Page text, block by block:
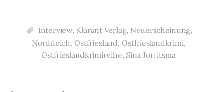
Interview, Klarant Verlag, Neuerscheinung,
Norddeich, Ostfriesland, Ostfrieslandkrimi,
Ostfrieslandkrimireihe, Sina Jorritsma